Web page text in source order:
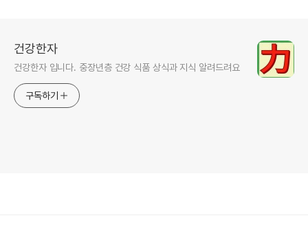
건강한자
건강한자 입니다. 중장년층 건강 식품 상식과 지식 알려드려요
구독하기